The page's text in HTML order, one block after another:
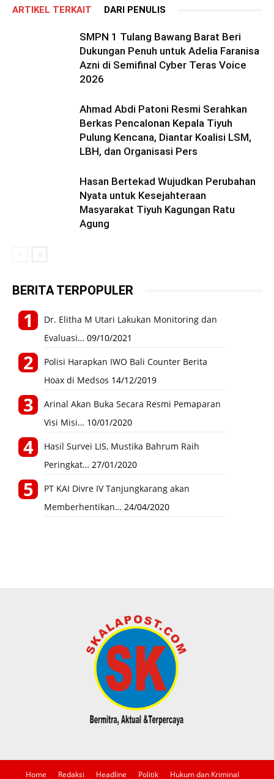
ARTIKEL TERKAIT DARI PENULIS
SMPN 1 Tulang Bawang Barat Beri
Dukungan Penuh untuk Adelia Faranisa
Azni di Semifinal Cyber Teras Voice
2026
Ahmad Abdi Patoni Resmi Serahkan
Berkas Pencalonan Kepala Tiyuh
Pulung Kencana, Diantar Koalisi LSM,
LBH, dan Organisasi Pers
Hasan Bertekad Wujudkan Perubahan
Nyata untuk Kesejahteraan
Masyarakat Tiyuh Kagungan Ratu
Agung
BERITA TERPOPULER
Dr. Elitha M Utari Lakukan Monitoring dan
Evaluasi… 09/10/2021
Polisi Harapkan IWO Bali Counter Berita
Hoax di Medsos 14/12/2019
Arinal Akan Buka Secara Resmi Pemaparan
Visi Misi… 10/01/2020
Hasil Survei LIS, Mustika Bahrum Raih
Peringkat… 27/01/2020
PT KAI Divre IV Tanjungkarang akan
Memberhentikan… 24/04/2020
Home Redaksi Headline Politik Hukum dan Kriminal